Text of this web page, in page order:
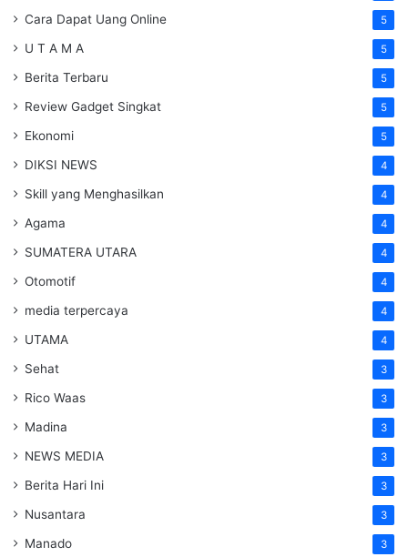
Cara Dapat Uang Online 5
U T A M A 5
Berita Terbaru 5
Review Gadget Singkat 5
Ekonomi 5
DIKSI NEWS 4
Skill yang Menghasilkan 4
Agama 4
SUMATERA UTARA 4
Otomotif 4
media terpercaya 4
UTAMA 4
Sehat 3
Rico Waas 3
Madina 3
NEWS MEDIA 3
Berita Hari Ini 3
Nusantara 3
Manado 3